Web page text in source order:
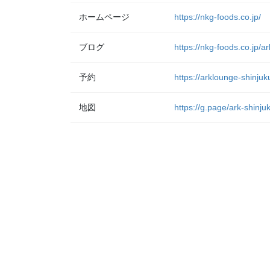
ホームページ https://nkg-foods.co.jp/
ブログ https://nkg-foods.co.jp/
予約 https://arklounge-
地図 https://g.page/ark-